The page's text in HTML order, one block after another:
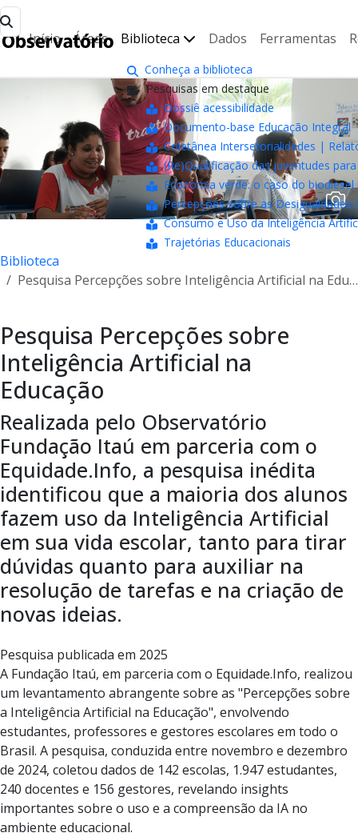
Início Áreas Biblioteca
Conheça a biblioteca
Pesquisas em destaque
Dossiê acessibilidade
Documento-base Educação Integral
Coletânea Intersetorialidades |
(Re)Qualificação das juventudes
Economia verde: o caso do
Percepções sobre as Desigualdades
Consumo e Uso da Inteligência
Trajetórias Educacionais
Dados Ferramentas
Biblioteca
Pesquisa Percepções sobre Inteligência Artificial na Educação
Pesquisa Percepções sobre
Inteligência Artificial na
Educação
Realizada pelo Observatório
Fundação Itaú em parceria com o
Equidade.Info, a pesquisa inédita
identificou que a maioria dos alunos
fazem uso da Inteligência Artificial
em sua vida escolar, tanto para tirar
dúvidas quanto para auxiliar na
resolução de tarefas e na criação de
novas ideias.
Pesquisa publicada em 2025
A Fundação Itaú, em parceria com o Equidade.Info, realizou
um levantamento abrangente sobre as "Percepções sobre
a Inteligência Artificial na Educação", envolvendo
estudantes, professores e gestores escolares em todo o
Brasil. A pesquisa, conduzida entre novembro e dezembro
de 2024, coletou dados de 142 escolas, 1.947 estudantes,
240 docentes e 156 gestores, revelando insights
importantes sobre o uso e a compreensão da IA no
ambiente educacional.